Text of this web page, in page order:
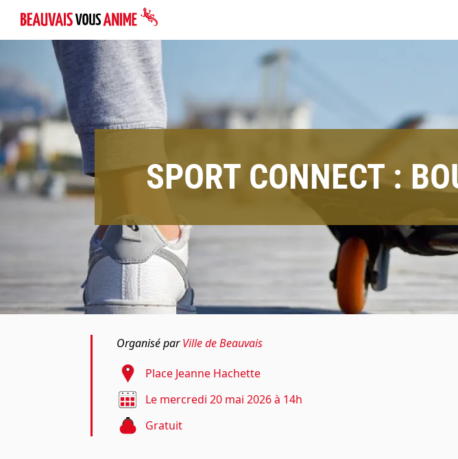
SPORT CONNECT :
Organisé parVille de Beauvais
Place Jeanne Hachette
Le mercredi 20 mai 2026 à 14h
Gratuit